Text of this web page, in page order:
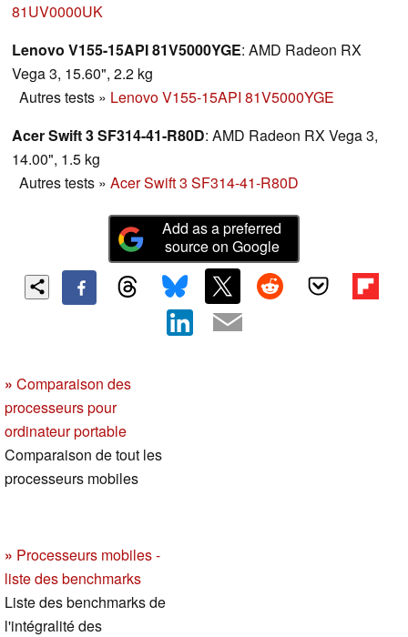
81UV0000UK
Lenovo V155-15API 81V5000YGE: AMD Radeon RX
Vega 3, 15.60", 2.2 kg
Autres tests » Lenovo V155-15API 81V5000YGE
Acer Swift 3 SF314-41-R80D: AMD Radeon RX Vega 3,
14.00", 1.5 kg
Autres tests » Acer Swift 3 SF314-41-R80D
Add as a preferred
source on Google
» Comparaison des
processeurs pour
ordinateur portable
Comparaison de tout les
processeurs mobiles
» Processeurs mobiles -
liste des benchmarks
Liste des benchmarks de
l'intégralité des